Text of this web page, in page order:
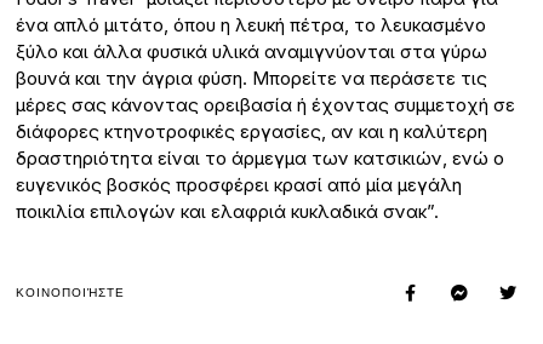
ένα απλό μιτάτο, όπου η λευκή πέτρα, το λευκασμένο
ξύλο και άλλα φυσικά υλικά αναμιγνύονται στα γύρω
βουνά και την άγρια φύση. Μπορείτε να περάσετε τις
μέρες σας κάνοντας ορειβασία ή έχοντας συμμετοχή σε
διάφορες κτηνοτροφικές εργασίες, αν και η καλύτερη
δραστηριότητα είναι το άρμεγμα των κατσικιών, ενώ ο
ευγενικός βοσκός προσφέρει κρασί από μία μεγάλη
ποικιλία επιλογών και ελαφριά κυκλαδικά σνακ”.
ΚΟΙΝΟΠΟΙΉΣΤΕ